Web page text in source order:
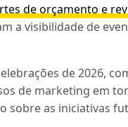
de orçamento e
a visibilidade de
de 2026,
de marketing em
sobre as iniciativas